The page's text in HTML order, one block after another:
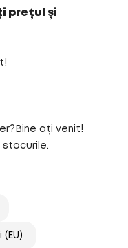
prețul și
ați venit!
stocurile.